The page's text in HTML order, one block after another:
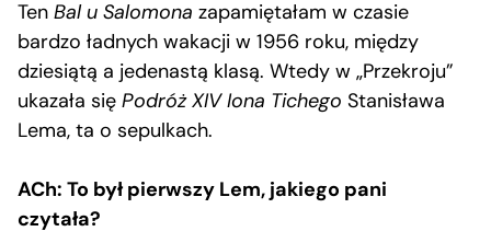
Ten Bal u Salomona zapamiętałam w czasie
bardzo ładnych wakacji w 1956 roku, między
dziesiątą a jedenastą klasą. Wtedy w „Przekroju”
ukazała się Podróż XIV Iona Tichego Stanisława
Lema, ta o sepulkach.
ACh: To był pierwszy Lem, jakiego pani
czytała?